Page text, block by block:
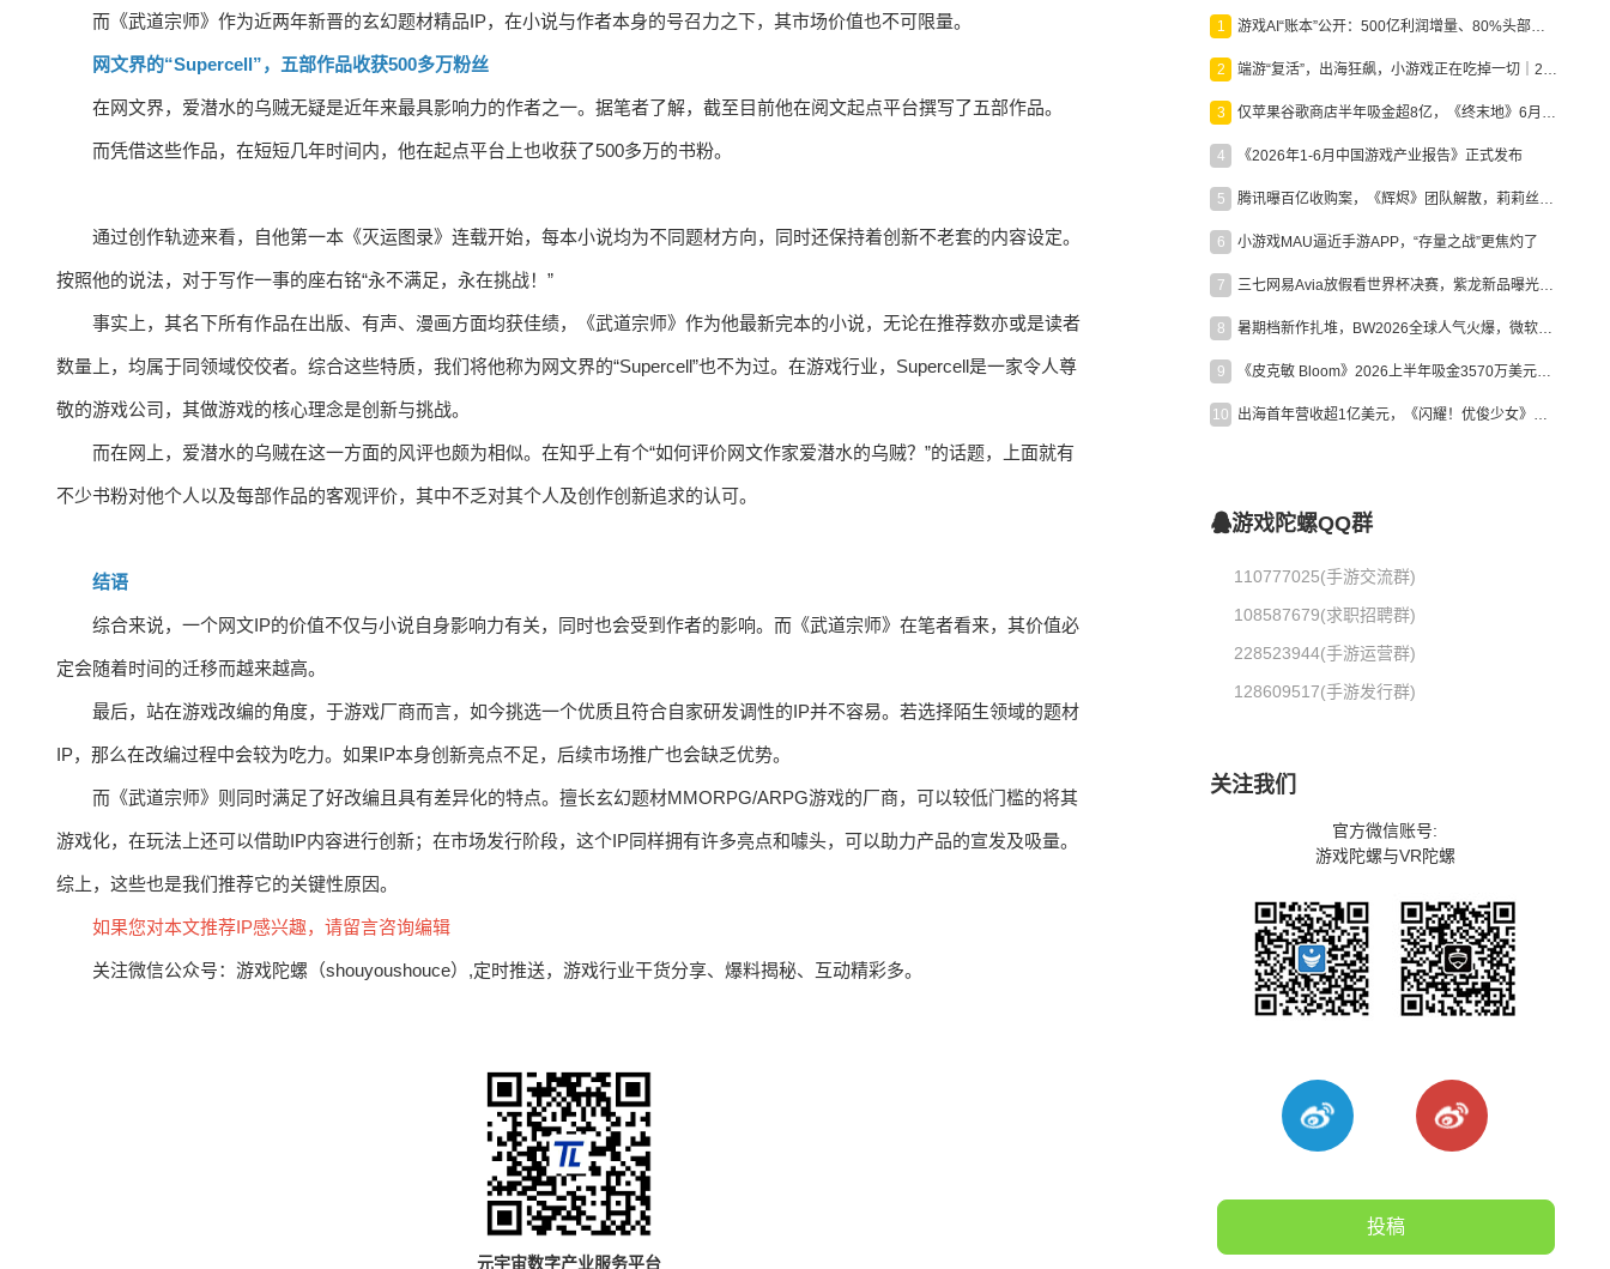
而《武道宗师》作为近两年新晋的玄幻题材精品IP，在小说与作者本身的号召力之下，其市场价值也不可限量。
网文界的“Supercell”，五部作品收获500多万粉丝
在网文界，爱潜水的乌贼无疑是近年来最具影响力的作者之一。据笔者了解，截至目前他在阅文起点平台撰写了五部作品。
而凭借这些作品，在短短几年时间内，他在起点平台上也收获了500多万的书粉。
通过创作轨迹来看，自他第一本《灭运图录》连载开始，每本小说均为不同题材方向，同时还保持着创新不老套的内容设定。
按照他的说法，对于写作一事的座右铭“永不满足，永在挑战！”
事实上，其名下所有作品在出版、有声、漫画方面均获佳绩，《武道宗师》作为他最新完本的小说，无论在推荐数亦或是读者
数量上，均属于同领域佼佼者。综合这些特质，我们将他称为网文界的“Supercell”也不为过。在游戏行业，Supercell是一家令人尊
敬的游戏公司，其做游戏的核心理念是创新与挑战。
而在网上，爱潜水的乌贼在这一方面的风评也颇为相似。在知乎上有个“如何评价网文作家爱潜水的乌贼？”的话题，上面就有
不少书粉对他个人以及每部作品的客观评价，其中不乏对其个人及创作创新追求的认可。
结语
综合来说，一个网文IP的价值不仅与小说自身影响力有关，同时也会受到作者的影响。而《武道宗师》在笔者看来，其价值必
定会随着时间的迁移而越来越高。
最后，站在游戏改编的角度，于游戏厂商而言，如今挑选一个优质且符合自家研发调性的IP并不容易。若选择陌生领域的题材
IP，那么在改编过程中会较为吃力。如果IP本身创新亮点不足，后续市场推广也会缺乏优势。
而《武道宗师》则同时满足了好改编且具有差异化的特点。擅长玄幻题材MMORPG/ARPG游戏的厂商，可以较低门槛的将其
游戏化，在玩法上还可以借助IP内容进行创新；在市场发行阶段，这个IP同样拥有许多亮点和噱头，可以助力产品的宣发及吸量。
综上，这些也是我们推荐它的关键性原因。
如果您对本文推荐IP感兴趣，请留言咨询编辑
关注微信公众号：游戏陀螺（shouyoushouce）,定时推送，游戏行业干货分享、爆料揭秘、互动精彩多。
元宇宙数字产业服务平台
1 游戏AI“账本”公开：500亿利润增量、80%头部入局，谁在闷声发财？
2 端游“复活”，出海狂飙，小游戏正在吃掉一切｜2026上半年产业报告
3 仅苹果谷歌商店半年吸金超8亿，《终末地》6月份收入显著回暖
4 《2026年1-6月中国游戏产业报告》正式发布
5 腾讯曝百亿收购案，《辉烬》团队解散，莉莉丝新作曝光｜陀螺周报
6 小游戏MAU逼近手游APP，“存量之战”更焦灼了
7 三七网易Avia放假看世界杯决赛，紫龙新品曝光，米哈游新作上线 | 陀螺周报
8 暑期档新作扎堆，BW2026全球人气火爆，微软XBOX大裁员|陀螺周报
9 《皮克敏 Bloom》2026上半年吸金3570万美元，中国台湾成最大市场
10 出海首年营收超1亿美元，《闪耀！优俊少女》美国市场占比达七成
游戏陀螺QQ群
110777025(手游交流群)
108587679(求职招聘群)
228523944(手游运营群)
128609517(手游发行群)
关注我们
官方微信账号:
游戏陀螺与VR陀螺
投稿